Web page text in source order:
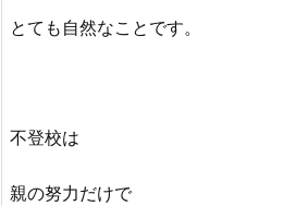
とても自然なことです。
不登校は
親の努力だけで